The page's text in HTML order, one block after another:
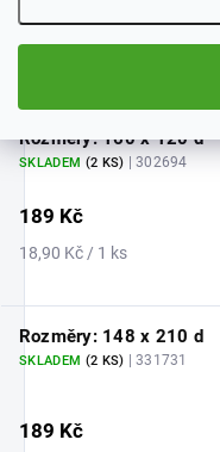
189 Kč
Měrná
Rozměry: 160 x 120 d
SKLADEM (2 KS) | 302694
189 Kč
Měrná
18,90 Kč / 1 ks
Rozměry: 148 x 210 d
SKLADEM (2 KS) | 331731
189 Kč